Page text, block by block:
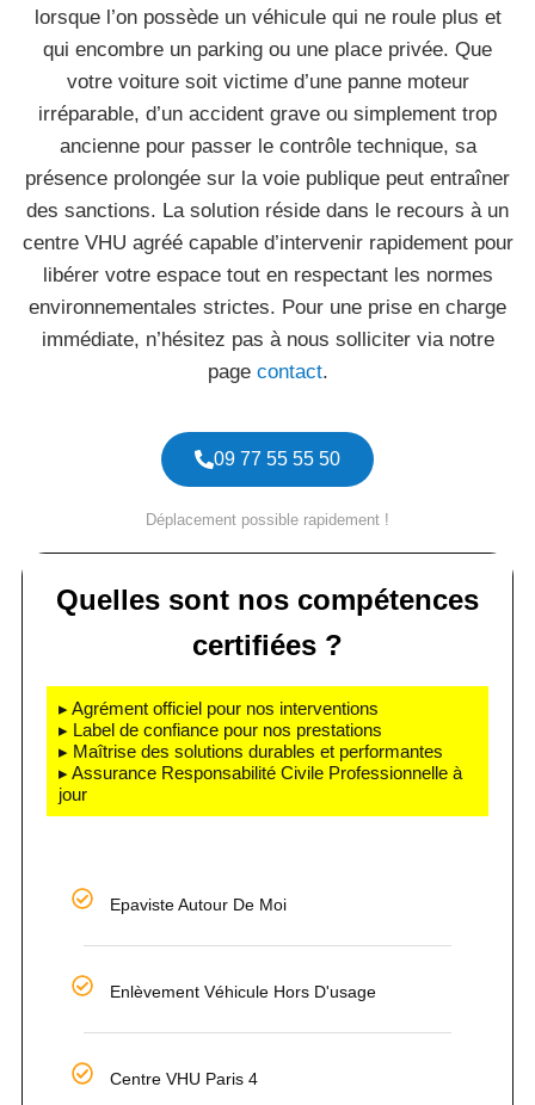
lorsque l’on possède un véhicule qui ne roule plus et
qui encombre un parking ou une place privée. Que
votre voiture soit victime d’une panne moteur
irréparable, d’un accident grave ou simplement trop
ancienne pour passer le contrôle technique, sa
présence prolongée sur la voie publique peut entraîner
des sanctions. La solution réside dans le recours à un
centre VHU agréé capable d’intervenir rapidement pour
libérer votre espace tout en respectant les normes
environnementales strictes. Pour une prise en charge
immédiate, n’hésitez pas à nous solliciter via notre
page contact.
09 77 55 55 50
Déplacement possible rapidement !
Quelles sont nos compétences
certifiées ?
▸ Agrément officiel pour nos interventions
▸ Label de confiance pour nos prestations
▸ Maîtrise des solutions durables et performantes
▸ Assurance Responsabilité Civile Professionnelle à
jour
Epaviste Autour De Moi
Enlèvement Véhicule Hors D'usage
Centre VHU Paris 4